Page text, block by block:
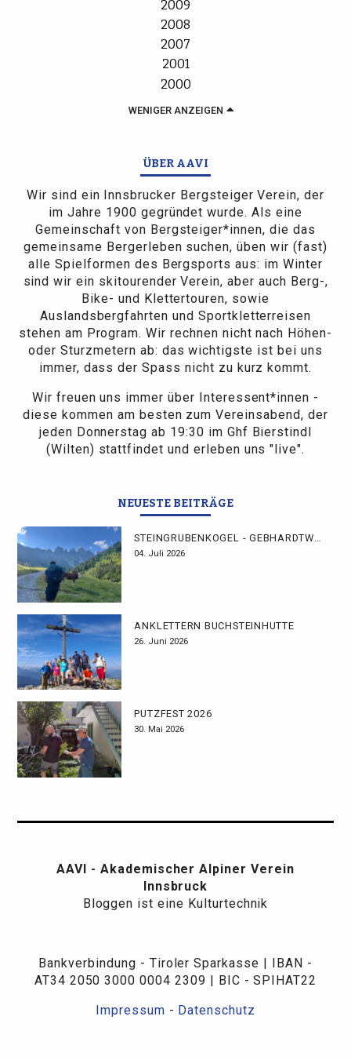
2009
2008
2007
2001
2000
WENIGER ANZEIGEN
ÜBER AAVI
Wir sind ein Innsbrucker Bergsteiger Verein, der
im Jahre 1900 gegründet wurde. Als eine
Gemeinschaft von Bergsteiger*innen, die das
gemeinsame Bergerleben suchen, üben wir (fast)
alle Spielformen des Bergsports aus: im Winter
sind wir ein skitourender Verein, aber auch Berg-,
Bike- und Klettertouren, sowie
Auslandsbergfahrten und Sportkletterreisen
stehen am Program. Wir rechnen nicht nach Höhen-
oder Sturzmetern ab: das wichtigste ist bei uns
immer, dass der Spass nicht zu kurz kommt.
Wir freuen uns immer über Interessent*innen -
diese kommen am besten zum Vereinsabend, der
jeden Donnerstag ab 19:30 im Ghf Bierstindl
(Wilten) stattfindet und erleben uns "live".
NEUESTE BEITRÄGE
STEINGRUBENKOGEL - GEBHARDTWEG
04. Juli 2026
ANKLETTERN BUCHSTEINHÜTTE
26. Juni 2026
PUTZFEST 2026
30. Mai 2026
AAVI - Akademischer Alpiner Verein
Innsbruck
Bloggen ist eine Kulturtechnik
Bankverbindung - Tiroler Sparkasse | IBAN -
AT34 2050 3000 0004 2309 | BIC - SPIHAT22
Impressum - Datenschutz